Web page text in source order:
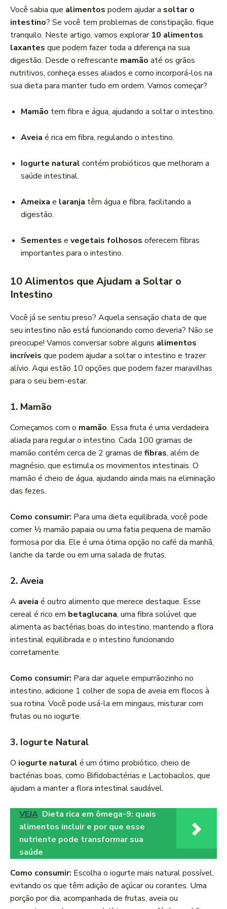
d
o
r
d
e
á
u
Você sabia que alimentos podem ajudar a soltar o
intestino? Se você tem problemas de constipação, fique
tranquilo. Neste artigo, vamos explorar 10 alimentos
laxantes que podem fazer toda a diferença na sua
digestão. Desde o refrescante mamão até os grãos
nutritivos, conheça esses aliados e como incorporá-los na
sua dieta para manter tudo em ordem. Vamos começar?
Mamão tem fibra e água, ajudando a soltar o intestino.
Aveia é rica em fibra, regulando o intestino.
Iogurte natural contém probióticos que melhoram a
saúde intestinal.
Ameixa e laranja têm água e fibra, facilitando a
digestão.
Sementes e vegetais folhosos oferecem fibras
importantes para o intestino.
10 Alimentos que Ajudam a Soltar o
Intestino
Você já se sentiu preso? Aquela sensação chata de que
seu intestino não está funcionando como deveria? Não se
preocupe! Vamos conversar sobre alguns alimentos
incríveis que podem ajudar a soltar o intestino e trazer
alívio. Aqui estão 10 opções que podem fazer maravilhas
para o seu bem-estar.
1. Mamão
Começamos com o mamão. Essa fruta é uma verdadeira
aliada para regular o intestino. Cada 100 gramas de
mamão contém cerca de 2 gramas de fibras, além de
magnésio, que estimula os movimentos intestinais. O
mamão é cheio de água, ajudando ainda mais na eliminação
das fezes.
Como consumir: Para uma dieta equilibrada, você pode
comer ½ mamão papaia ou uma fatia pequena de mamão
formosa por dia. Ele é uma ótima opção no café da manhã,
lanche da tarde ou em uma salada de frutas.
2. Aveia
A aveia é outro alimento que merece destaque. Esse
cereal é rico em betaglucana, uma fibra solúvel que
alimenta as bactérias boas do intestino, mantendo a flora
intestinal equilibrada e o intestino funcionando
corretamente.
Como consumir: Para dar aquele empurrãozinho no
intestino, adicione 1 colher de sopa de aveia em flocos à
sua rotina. Você pode usá-la em mingaus, misturar com
frutas ou no iogurte.
3. Iogurte Natural
O iogurte natural é um ótimo probiótico, cheio de
bactérias boas, como Bifidobactérias e Lactobacilos, que
ajudam a manter a flora intestinal saudável.
VEJA Dieta rica em ômega-9: quais
alimentos incluir e por que esse
nutriente pode transformar sua
saúde
Como consumir: Escolha o iogurte mais natural possível,
evitando os que têm adição de açúcar ou corantes. Uma
porção por dia, acompanhada de frutas, aveia ou